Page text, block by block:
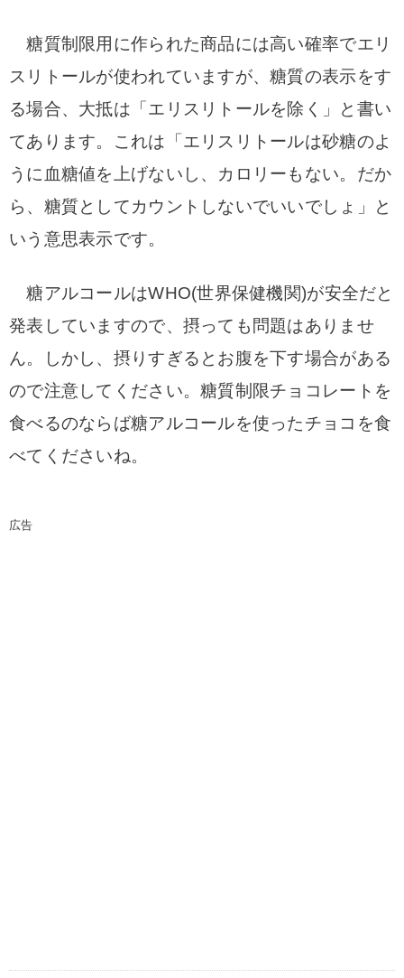
糖質制限用に作られた商品には高い確率でエリ
スリトールが使われていますが、糖質の表示をす
る場合、大抵は「エリスリトールを除く」と書い
てあります。これは「エリスリトールは砂糖のよ
うに血糖値を上げないし、カロリーもない。だか
ら、糖質としてカウントしないでいいでしょ」と
いう意思表示です。
糖アルコールはWHO(世界保健機関)が安全だと
発表していますので、摂っても問題はありませ
ん。
しかし、摂りすぎるとお腹を下す場合がある
ので注意してください。糖質制限チョコレートを
食べるのならば糖アルコールを使ったチョコを食
べてくださいね。
広告